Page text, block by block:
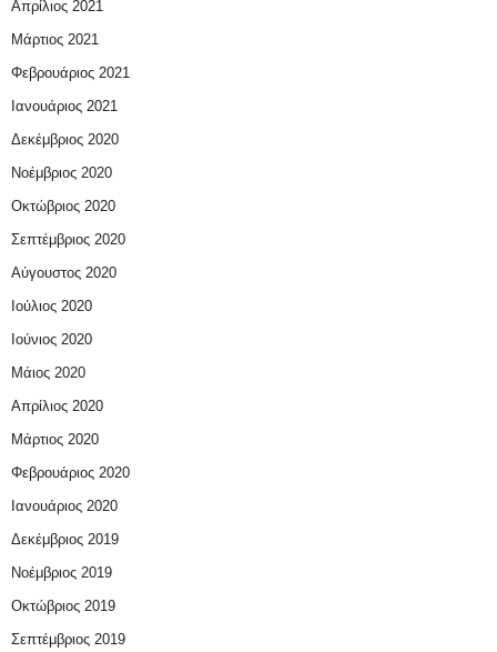
Απρίλιος 2021
Μάρτιος 2021
Φεβρουάριος 2021
Ιανουάριος 2021
Δεκέμβριος 2020
Νοέμβριος 2020
Οκτώβριος 2020
Σεπτέμβριος 2020
Αύγουστος 2020
Ιούλιος 2020
Ιούνιος 2020
Μάιος 2020
Απρίλιος 2020
Μάρτιος 2020
Φεβρουάριος 2020
Ιανουάριος 2020
Δεκέμβριος 2019
Νοέμβριος 2019
Οκτώβριος 2019
Σεπτέμβριος 2019